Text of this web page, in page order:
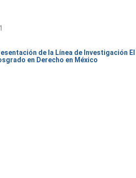
de la Línea de Investigación El
en Derecho en México